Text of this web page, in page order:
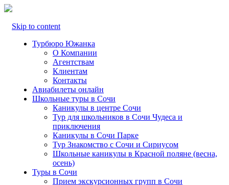
Skip to content
Турбюро Южанка
О Компании
Агентствам
Клиентам
Контакты
Авиабилеты онлайн
Школьные туры в Сочи
Каникулы в центре Сочи
Тур для школьников в Сочи Чудеса и
приключения
Каникулы в Сочи Парке
Тур Знакомство с Сочи и Сириусом
Школьные каникулы в Красной поляне (весна,
осень)
Туры в Сочи
Прием экскурсионных групп в Сочи